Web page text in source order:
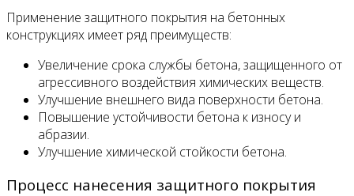
Применение защитного покрытия на бетонных
конструкциях имеет ряд преимуществ:
Увеличение срока службы бетона, защищенного от
агрессивного воздействия химических веществ.
Улучшение внешнего вида поверхности бетона.
Повышение устойчивости бетона к износу и
абразии.
Улучшение химической стойкости бетона.
Процесс нанесения защитного покрытия